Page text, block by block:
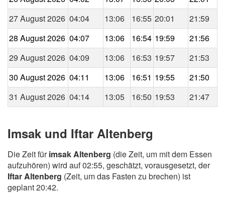
27 August 2026 04:04 13:06 16:55 20:01
21:59
28 August 2026 04:07 13:06 16:54 19:59
21:56
29 August 2026 04:09 13:06 16:53 19:57
21:53
30 August 2026 04:11 13:06 16:51 19:55
21:50
31 August 2026 04:14 13:05 16:50 19:53 21:47
Imsak und Iftar Altenberg
Die Zeit fürimsak Altenberg (die Zeit, um mit dem Essen
aufzuhören) wird auf 02:55, geschätzt, vorausgesetzt, der
Iftar Altenberg (Zeit, um das Fasten zu brechen) ist
geplant 20:42.